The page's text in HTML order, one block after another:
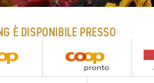
È DISPONIBILE PRESSO